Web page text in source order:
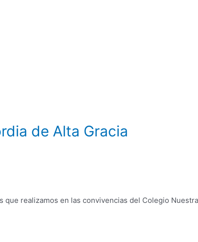
de Alta Gracia
realizamos en las convivencias del Colegio